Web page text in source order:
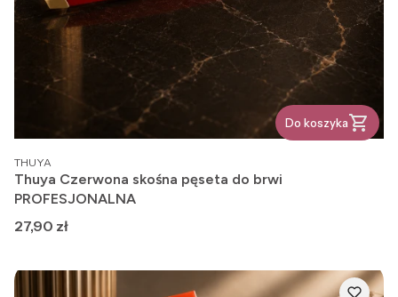
Do koszyka
PRODUCENT
THUYA
Thuya Czerwona skośna pęseta do brwi
PROFESJONALNA
Cena
27,90 zł